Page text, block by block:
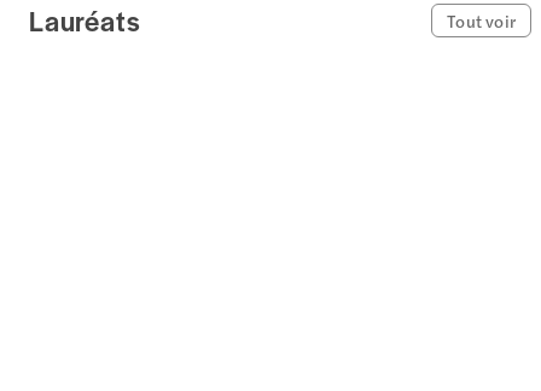
Lauréats Tout voir